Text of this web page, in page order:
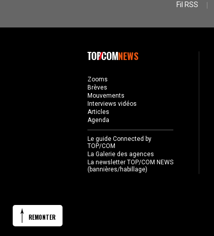
Fil RSS
NEWS
Zooms
Brèves
Mouvements
Interviews vidéos
Articles
Agenda
Le guide Connected by
TOP/COM
La Galerie des agences
La newsletter TOP/COM NEWS
(bannières/habillage)
REMONTER